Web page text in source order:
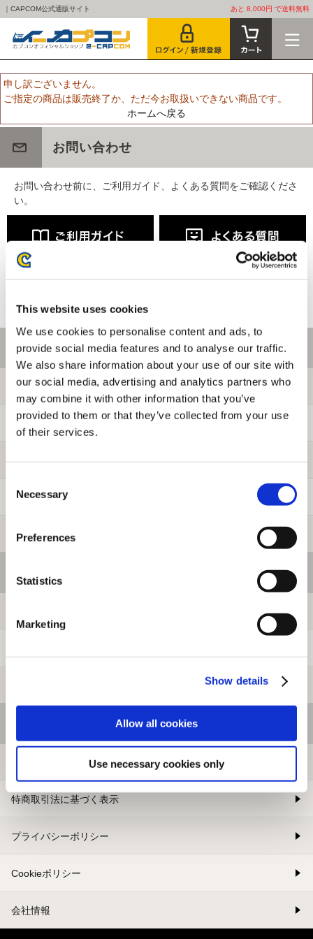
This website uses cookies
We use cookies to personalise content and ads, to
provide social media features and to analyse our traffic.
We also share information about your use of our site with
our social media, advertising and analytics partners who
may combine it with other information that you’ve
provided to them or that they’ve collected from your use
of their services.
Consent
Selection
Necessary
Preferences
Statistics
Marketing
Show details
Allow all cookies
Use necessary cookies only
｜CAPCOM公式通販サイト あと 8,000円 で送料無料
申し訳ございません。
ご指定の商品は販売終了か、ただ今お取扱いできない商品です。
ホームへ戻る
お問い合わせ
お問い合わせ前に、ご利用ガイド、よくある質問をご確認くださ
い。
ご利用情報
初めての方へ
ご利用ガイド
よくある質問
お問い合わせ
提携サイト募集
会員メニュー
特商取引法に基づく表示
プライバシーポリシー
Cookieポリシー
会社情報